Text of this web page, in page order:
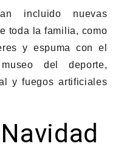
incluido nuevas
toda la familia, como
y espuma con el
del deporte,
y fuegos artificiales